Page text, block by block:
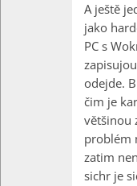
A ještě
jako
PC s
odejde.
čim je
většinou
problém
zatim
sichr je